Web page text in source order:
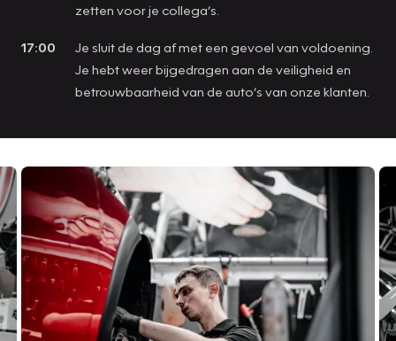
zetten voor je collega’s.
17:00
Je sluit de dag af met een gevoel van voldoening.
Je hebt weer bijgedragen aan de veiligheid en
betrouwbaarheid van de auto’s van onze klanten.